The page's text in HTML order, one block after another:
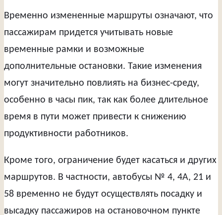
Временно измененные маршруты означают, что
пассажирам придется учитывать новые
временные рамки и возможные
дополнительные остановки. Такие изменения
могут значительно повлиять на бизнес-среду,
особенно в часы пик, так как более длительное
время в пути может привести к снижению
продуктивности работников.
Кроме того, ограничение будет касаться и других
маршрутов. В частности, автобусы № 4, 4А, 21 и
58 временно не будут осуществлять посадку и
высадку пассажиров на остановочном пункте